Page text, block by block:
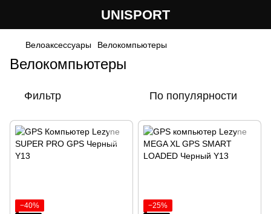
UNISPORT
Велоаксессуары Велокомпьютеры
Велокомпьютеры
Фильтр По популярности
−40%
−25%